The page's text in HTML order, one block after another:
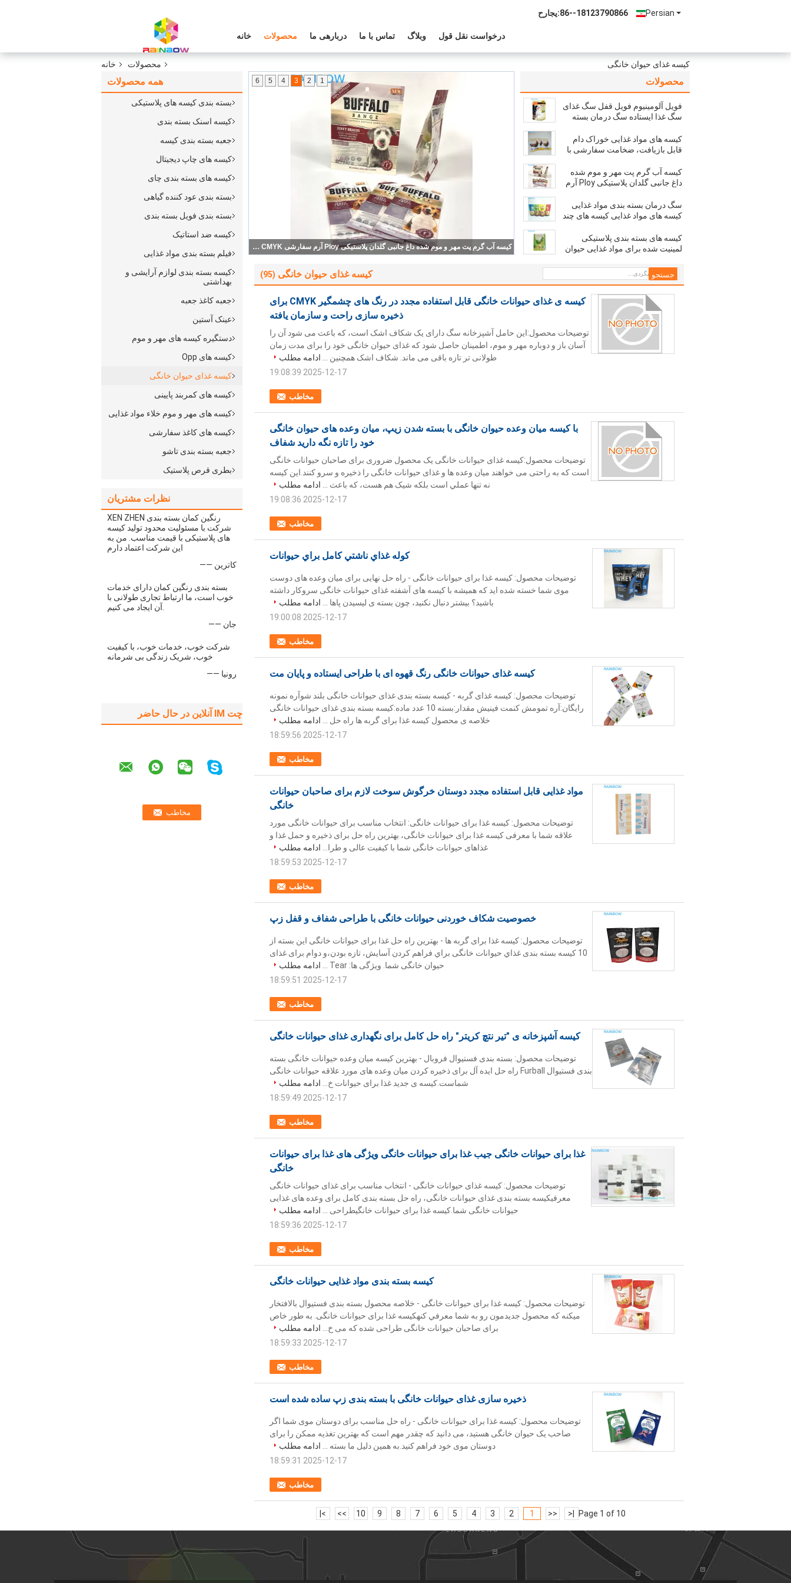
Persian حراجی:86--18123790866
خانه محصولات دربارهی ما تماس با ما وبلاگ درخواست نقل قول
خانه محصولات کیسه غذای حیوان خانگی
همه محصولات
بسته بندی کیسه های پلاستیکی
کیسه اسنک بسته بندی
جعبه بسته بندی کیسه
کیسه های چاپ دیجیتال
کیسه های بسته بندی چای
بسته بندی عود کننده گیاهی
بسته بندی فویل بسته بندی
کیسه ضد استاتیک
فیلم بسته بندی مواد غذایی
کیسه بسته بندی لوازم آرایشی و
بهداشتی
جعبه کاغذ جعبه
عینک آستین
دستگیره کیسه های مهر و موم
کیسه های Opp
کیسه غذای حیوان خانگی
کیسه های کمربند پایینی
کیسه های مهر و موم خلاء مواد غذایی
کیسه های کاغذ سفارشی
جعبه بسته بندی تاشو
بطری قرص پلاستیک
نظرات مشتریان
XEN ZHEN رنگین کمان بسته بندی
شرکت با مسئولیت محدود تولید کیسه
های پلاستیکی با قیمت مناسب. من به
این شرکت اعتماد دارم
—— کاترین
بسته بندی رنگین کمان دارای خدمات
خوب است، ما ارتباط تجاری طولانی با
—— جان
شرکت خوب، خدمات خوب، با کیفیت
خوب، شریک زندگی بی شرمانه
—— رونیا
چت IM آنلاین در حال حاضر
سگ درمان بسته بندی مواد غذایی کیسه های مواد غذایی کیسه های چند لایه پلاستیکی قابل استفاده مجدد خلاء آلی
1
2
3
4
5
6 محصولات
فویل آلومینیوم فویل قفل سگ غذای
سگ غذا ایستاده سگ درمان بسته
کیسه های مواد غذایی خوراک دام
قابل بازیافت، ضخامت سفارشی با
کیسه آب گرم پت مهر و موم شده
داغ جانبی گلدان پلاستیکی Ploy آرم
سگ درمان بسته بندی مواد غذایی
کیسه های مواد غذایی کیسه های چند
خلاء آلی
کیسه های بسته بندی پلاستیکی
لمینیت شده برای مواد غذایی حیوان
کیسه غذای حیوان خانگی (95)
کیسه ی غذای حیوانات خانگی قابل استفاده مجدد در رنگ های چشمگیر CMYK برای
ذخیره سازی راحت و سازمان یافته
مخاطب
توضیحات محصول:این حامل آشپزخانه سگ دارای یک شکاف اشک است، که باعث می شود آن را
آسان باز و دوباره مهر و موم، اطمینان حاصل شود که غذای حیوان خانگی خود را برای مدت زمان
طولانی تر تازه باقی می ماند. شکاف اشک همچنین ... ادامه مطلب
2025-12-17 19:08:39
با کیسه میان وعده حیوان خانگی با بسته شدن زیپ، میان وعده های حیوان خانگی
خود را تازه نگه دارید شفاف
مخاطب
توضیحات محصول:کیسه غذای حیوانات خانگی یک محصول ضروری برای صاحبان حیوانات خانگی
است که به راحتی می خواهند میان وعده ها و غذای حیوانات خانگی را ذخیره و سرو کنند.اين کيسه
نه تنها عملي است بلکه شيک هم هست، که باعث ... ادامه مطلب
2025-12-17 19:08:36
کوله غذاي ناشتي کامل براي حيوانات
مخاطب
توضیحات محصول: کیسه غذا برای حیوانات خانگی - راه حل نهایی برای میان وعده های دوست
موی شما خسته شده اید که همیشه با کیسه های آشفته غذای حیوانات خانگی سروکار داشته
باشید؟ بیشتر دنبال نکنید، چون بسته ی لیسیدن پاها ... ادامه مطلب
2025-12-17 19:00:08
کیسه غذای حیوانات خانگی رنگ قهوه ای با طراحی ایستاده و پایان مت
مخاطب
توضیحات محصول: کیسه غذای گربه - کیسه بسته بندی غذای حیوانات خانگی بلند شوآره نمونه
رایگان:آره تمومش کنمت فينيش مقدار:بسته 10 عدد ماده:کیسه بسته بندی غذای حیوانات خانگی
خلاصه ی محصول کیسه غذا برای گربه ها راه حل ... ادامه مطلب
2025-12-17 18:59:56
مواد غذایی قابل استفاده مجدد دوستان خرگوش سوخت لازم برای صاحبان حیوانات
خانگی
مخاطب
توضیحات محصول: کیسه غذا برای حیوانات خانگی: انتخاب مناسب برای حیوانات خانگی مورد
علاقه شما با معرفی کیسه غذا برای حیوانات خانگی، بهترین راه حل برای ذخیره و حمل غذا و
غذاهای حیوانات خانگی شما با کیفیت عالی و طرا... ادامه مطلب
2025-12-17 18:59:53
خصوصیت شکاف خوردنی حیوانات خانگی با طراحی شفاف و قفل زپ
مخاطب
توضیحات محصول: کیسه غذا برای گربه ها - بهترین راه حل غذا برای حیوانات خانگی اين بسته از
10 کيسه بسته بندی غذاي حيوانات خانگی براي فراهم کردن آسايش، تازه بودن،و دوام برای غذای
حیوان خانگی شما. ویژگی ها: Tear ...
ادامه مطلب
2025-12-17 18:59:51
کیسه آشپزخانه ی "تیر نتچ کریتر" راه حل کامل برای نگهداری غذای حیوانات خانگی
مخاطب
توضیحات محصول: بسته بندی فستیوال فروبال - بهترین کیسه میان وعده حیوانات خانگی بسته
بندی فستیوال Furball راه حل ایده آل برای ذخیره کردن میان وعده های مورد علاقه حیوانات خانگی
شماست.کیسه ی جدید غذا برای حیوانات خ... ادامه مطلب
2025-12-17 18:59:49
غذا برای حیوانات خانگی جیب غذا برای حیوانات خانگی ویژگی های غذا برای حیوانات
خانگی
مخاطب
توضیحات محصول: کیسه غذای حیوانات خانگی - انتخاب مناسب برای غذای حیوانات خانگی
معرفیکیسه بسته بندی غذای حیوانات خانگی، راه حل بسته بندی کامل برای وعده های غذایی
حیوانات خانگی شما.کیسه غذا برای حیوانات خانگیطراحی ... ادامه مطلب
2025-12-17 18:59:36
کیسه بسته بندی مواد غذایی حیوانات خانگی
مخاطب
توضیحات محصول: کیسه غذا برای حیوانات خانگی - خلاصه محصول بسته بندی فستیوال بالافتخار
ميکنه که محصول جديدمون رو به شما معرفي کنهکیسه غذا برای حیوانات خانگی. به طور خاص
برای صاحبان حیوانات خانگی طراحی شده که می خ... ادامه مطلب
2025-12-17 18:59:33
ذخیره سازی غذای حیوانات خانگی با بسته بندی زپ ساده شده است
مخاطب
توضیحات محصول: کیسه غذا برای حیوانات خانگی - راه حل مناسب برای دوستان موی شما اگر
صاحب یک حیوان خانگی هستید، می دانید که چقدر مهم است که بهترین تغذیه ممکن را برای
دوستان موی خود فراهم کنید.به همین دلیل ما بسته ... ادامه مطلب
2025-12-17 18:59:31
Page 1 of 10
|<
<<
1
2
3
4
5
6
7
8
9
10
>>
>|